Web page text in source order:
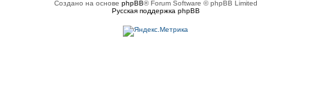
Создано на основе phpBB® Forum Software © phpBB Limited
Русская поддержка phpBB